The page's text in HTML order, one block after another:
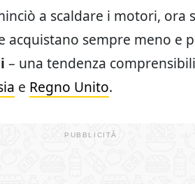
a scaldare i motori, ora
acquistano sempre meno e
– una tendenza
e Regno Unito.